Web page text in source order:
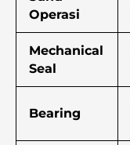
Operasi
Mechanical
Seal
Bearing